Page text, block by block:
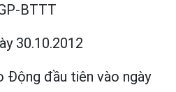
BTTT
30.10.2012
Động đầu tiên vào ngày